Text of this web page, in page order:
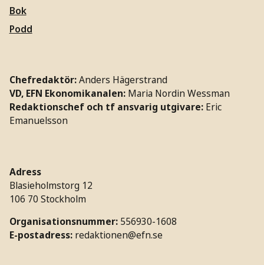
Bok
Podd
Chefredaktör:Anders Hägerstrand
VD, EFN Ekonomikanalen: Maria Nordin Wessman
Redaktionschef och tf ansvarig utgivare: Eric
Emanuelsson
Adress
Blasieholmstorg 12
106 70 Stockholm
Organisationsnummer: 556930-1608
E-postadress: redaktionen@efn.se